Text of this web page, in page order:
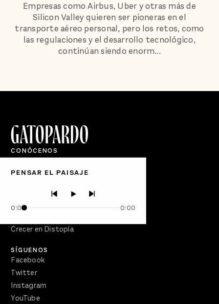
Empresas como Airbus, Uber y otras más de
Silicon Valley quieren ser pioneras en el
transporte aéreo personal, pero los retos, como
las regulaciones y el desarrollo tecnológico,
continúan siendo enorm...
PENSAR EL PAISAJE
0:00 0:00
CONÓCENOS
Quiénes Somos
Directorio
PÓDCASTS
Semanario Gatopardo
Crecer en Distopía
SÍGUENOS
Facebook
Twitter
Instagram
YouTube